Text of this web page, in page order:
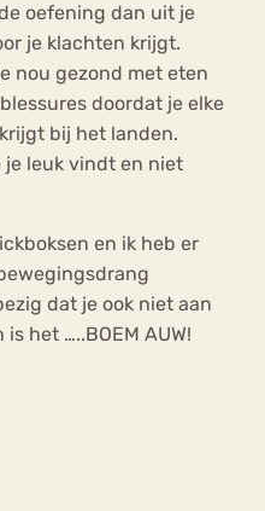
oefening dan uit je
je klachten krijgt.
nou gezond met eten
doordat je elke
bij het landen.
leuk vindt en niet
en ik heb er
dat je ook niet aan
het …..BOEM AUW!